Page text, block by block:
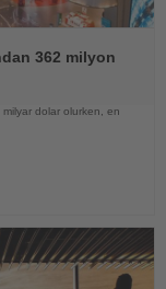
362 milyon
dolar olurken, en